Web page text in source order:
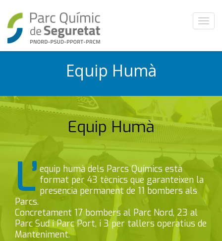
T
a
i
g
i
n
Equip Humà
Equip Humà
L’ equip humà dels Parcs Químics està
format per 43 tècnics que garanteixen la
presencia permanent de 11 bombers als
Parcs.
Concretament 17 bombers al Parc Nord, 23 al
Parc Sud i Parc Port, i 3 per tallers operatius de
Manteniment.